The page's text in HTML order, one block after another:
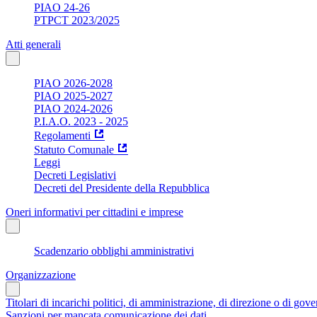
PIAO 24-26
PTPCT 2023/2025
Atti generali
PIAO 2026-2028
PIAO 2025-2027
PIAO 2024-2026
P.I.A.O. 2023 - 2025
Regolamenti
Statuto Comunale
Leggi
Decreti Legislativi
Decreti del Presidente della Repubblica
Oneri informativi per cittadini e imprese
Scadenzario obblighi amministrativi
Organizzazione
Titolari di incarichi politici, di amministrazione, di direzione o di